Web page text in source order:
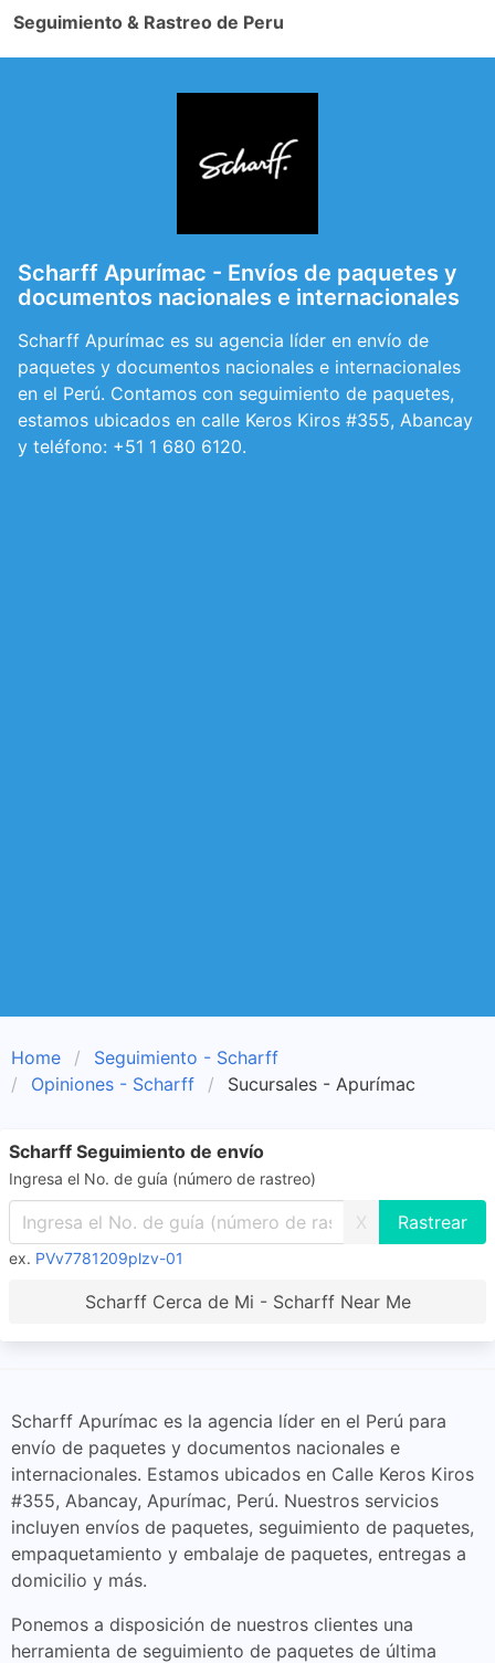
Seguimiento & Rastreo de Peru
Scharff Apurímac - Envíos de paquetes y
documentos nacionales e internacionales
Scharff Apurímac es su agencia líder en envío de
paquetes y documentos nacionales e internacionales
en el Perú. Contamos con seguimiento de paquetes,
estamos ubicados en calle Keros Kiros #355, Abancay
y teléfono: +51 1 680 6120.
Home
Seguimiento - Scharff
Opiniones - Scharff
Sucursales - Apurímac
Scharff Seguimiento de envío
Ingresa el No. de guía (número de rastreo)
X
ex. PVv7781209plzv-01
Scharff Cerca de Mi - Scharff Near Me
Scharff Apurímac es la agencia líder en el Perú para
envío de paquetes y documentos nacionales e
internacionales. Estamos ubicados en Calle Keros Kiros
#355, Abancay, Apurímac, Perú. Nuestros servicios
incluyen envíos de paquetes, seguimiento de paquetes,
empaquetamiento y embalaje de paquetes, entregas a
domicilio y más.
Ponemos a disposición de nuestros clientes una
herramienta de seguimiento de paquetes de última